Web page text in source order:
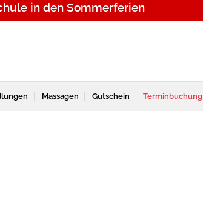
in den Sommerferien
Massagen Gutschein Terminbuchung